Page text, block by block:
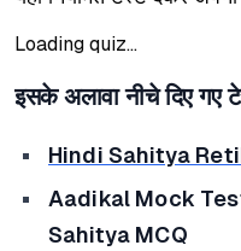
Loading quiz...
इसके अलावा नीचे दिए गए
Hindi Sahitya
Aadikal Mock
Sahitya MCQ